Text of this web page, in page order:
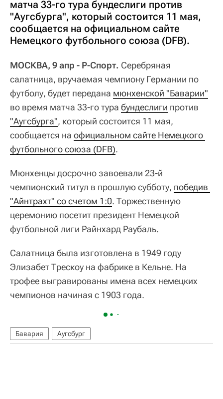
матча 33-го тура бундеслиги против
"Аугсбурга", который состоится 11 мая,
сообщается на официальном сайте
Немецкого футбольного союза (DFB).
МОСКВА, 9 апр - Р-Спорт. Серебряная
салатница, вручаемая чемпиону Германии по
футболу, будет передана мюнхенской "Баварии"
во время матча 33-го тура бундеслиги против
"Аугсбурга", который состоится 11 мая,
сообщается на официальном сайте Немецкого
футбольного союза (DFB).
Мюнхенцы досрочно завоевали 23-й
чемпионский титул в прошлую субботу, победив
"Айнтрахт" со счетом 1:0. Торжественную
церемонию посетит президент Немецкой
футбольной лиги Райнхард Раубаль.
Салатница была изготовлена в 1949 году
Элизабет Трескоу на фабрике в Кельне. На
трофее выгравированы имена всех немецких
чемпионов начиная с 1903 года.
Бавария Аугсбург